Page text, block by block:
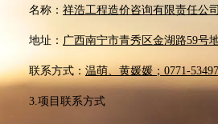
名称： 祥浩工程造价咨询有限责任公司
地址： 广西南宁市青秀区金湖路59号
联系方式：温萌、黄媛媛； 0771-
3.项目联系方式